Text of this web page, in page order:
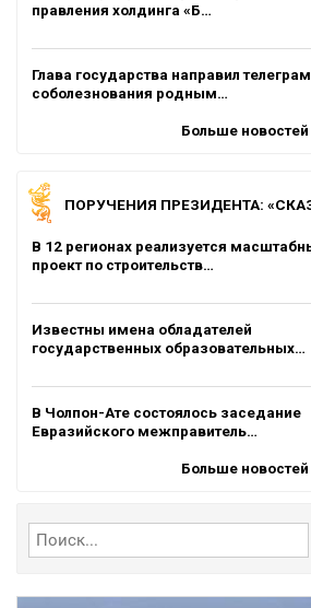
правления холдинга «Б…
Глава государства направил
соболезнования родным…
Больше новостей
ПОРУЧЕНИЯ ПРЕЗИДЕНТА:
В 12 регионах реализуется
проект по строительств…
Известны имена обладателей
государственных образовательных…
В Чолпон-Ате состоялось заседание
Евразийского межправитель…
Больше новостей